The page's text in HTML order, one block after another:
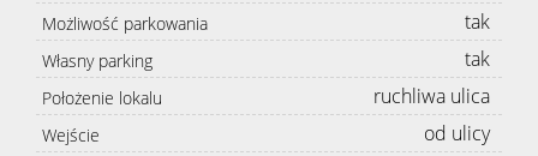
Możliwość parkowania tak
Własny parking tak
Położenie lokalu ruchliwa ulica
Wejście od ulicy